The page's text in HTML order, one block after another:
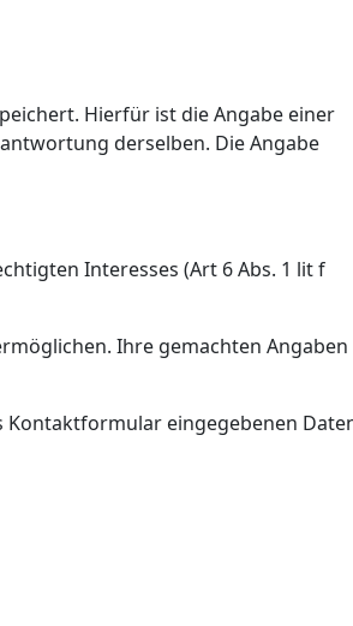
Hierfür ist die Angabe einer
derselben. Die Angabe
Interesses (Art 6 Abs. 1 lit f
Ihre gemachten Angaben
eingegebenen